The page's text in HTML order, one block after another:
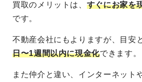
買取のメリットは、 すぐにお家を
です。
不動産会社にもよりますが、目安
日〜1週間以内に現金化できます。
また仲介と違い、インターネット